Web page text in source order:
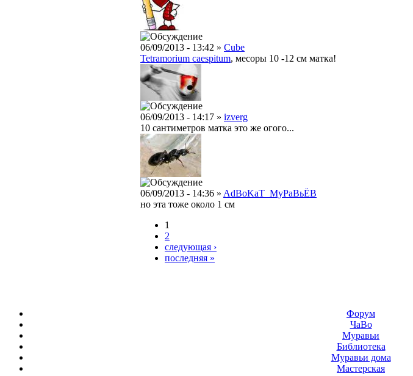
06/09/2013 - 13:42 » Cube
Tetramorium caespitum, месоры 10 -12 см матка!
06/09/2013 - 14:17 » izverg
10 сантиметров матка это же огого...
06/09/2013 - 14:36 » AdBoKaT_MyPaBьЁВ
но эта тоже около 1 см
1
2
следующая ›
последняя »
Форум
ЧаВо
Муравьи
Библиотека
Муравьи дома
Мастерская